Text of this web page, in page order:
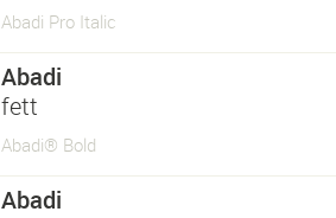
Abadi Pro Italic
Abadi
fett
Abadi® Bold
Abadi